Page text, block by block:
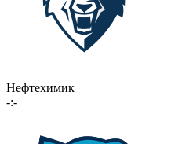
Нефтехимик
-:-